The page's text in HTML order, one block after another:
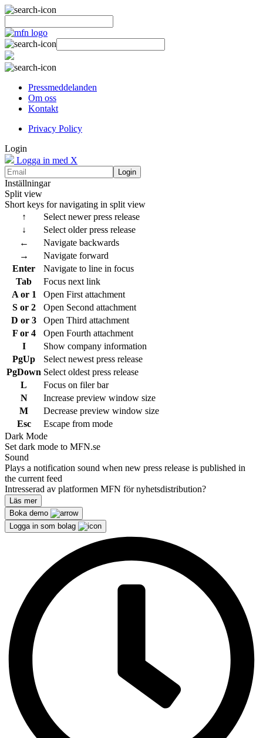
Pressmeddelanden
Om oss
Kontakt
Privacy Policy
Login
Logga in med X
Login
Inställningar
Split view
Short keys for navigating in split view
↑
Select newer press release
↓
Select older press release
←
Navigate backwards
→
Navigate forward
Enter
Navigate to line in focus
Tab
Focus next link
A or 1
Open First attachment
S or 2
Open Second attachment
D or 3
Open Third attachment
F or 4
Open Fourth attachment
I
Show company information
PgUp
Select newest press release
PgDown Select oldest press release
L
Focus on filer bar
N
Increase preview window size
M
Decrease preview window size
Esc
Escape from mode
Dark Mode
Set dark mode to MFN.se
Sound
Plays a notification sound when new press release is published in
the current feed
Intresserad av platformen MFN för nyhetsdistribution?
Läs mer
Boka demo
Logga in som bolag